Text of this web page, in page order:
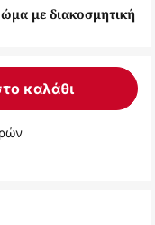
με διακοσμητική
καλάθι